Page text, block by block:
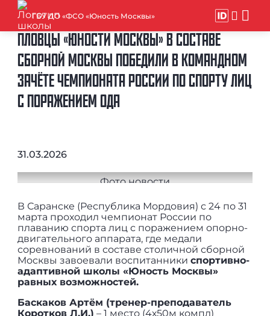
ГБУ ДО «ФСО «Юность Москвы»
ПЛОВЦЫ «ЮНОСТИ МОСКВЫ» В СОСТАВЕ
СБОРНОЙ МОСКВЫ ПОБЕДИЛИ В КОМАНДНОМ
ЗАЧЁТЕ ЧЕМПИОНАТА РОССИИ ПО СПОРТУ ЛИЦ
С ПОРАЖЕНИЕМ ОДА
31.03.2026
В Саранске (Республика Мордовия) с 24 по 31
марта проходил чемпионат России по
плаванию спорта лиц с поражением опорно-
двигательного аппарата, где медали
соревнований в составе столичной сборной
Москвы завоевали воспитанники спортивно-
адаптивной школы «Юность Москвы»
равных возможностей.
Баскаков Артём (тренер-преподаватель
Коротков Л.И.) – 1 место (4х50м компл)